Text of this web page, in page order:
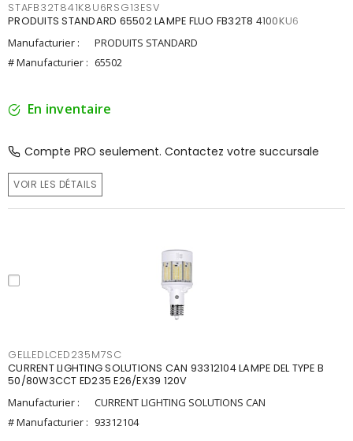
STAFB32T841K8U6RSG13ESV
PRODUITS STANDARD 65502 LAMPE FLUO FB32T8 4100KU6
Manufacturier :
PRODUITS STANDARD
# Manufacturier : 65502
En inventaire
Compte PRO seulement. Contactez votre succursale
VOIR LES DÉTAILS
GELLEDLCED235M7SC
CURRENT LIGHTING SOLUTIONS CAN 93312104 LAMPE DEL TYPE B
50/80W3CCT ED235 E26/EX39 120V
Manufacturier :
CURRENT LIGHTING SOLUTIONS CAN
# Manufacturier : 93312104